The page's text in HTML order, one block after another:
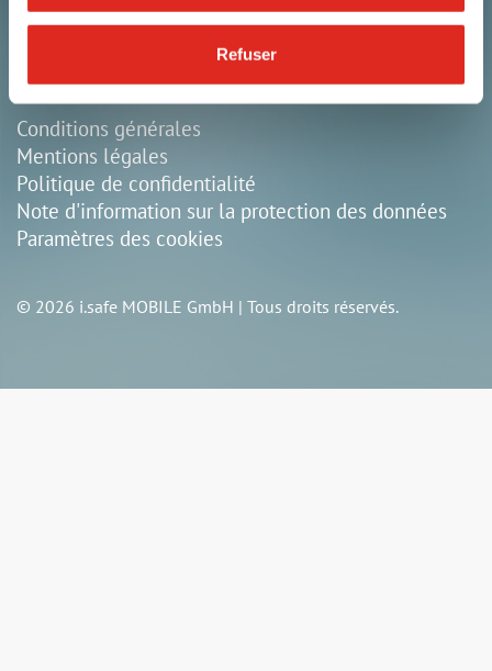
Refuser
+49 9343 60148-0
info@isafe-mobile.com
Conditions générales
Mentions légales
Politique de confidentialité
Note d'information sur la protection des données
Paramètres des cookies
© 2026 i.safe MOBILE GmbH | Tous droits réservés.